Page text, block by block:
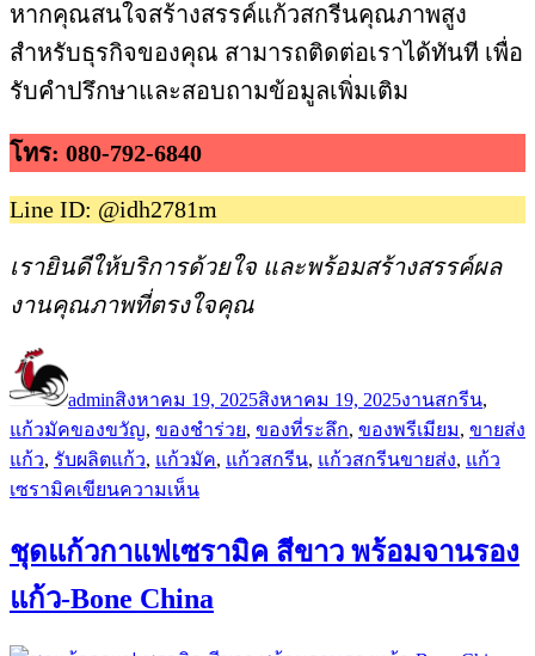
หากคุณสนใจสร้างสรรค์แก้วสกรีนคุณภาพสูง
สำหรับธุรกิจของคุณ สามารถติดต่อเราได้ทันที เพื่อ
รับคำปรึกษาและสอบถามข้อมูลเพิ่มเติม
โทร: 080-792-6840
Line ID: @idh2781m
เรายินดีให้บริการด้วยใจ และพร้อมสร้างสรรค์ผล
งานคุณภาพที่ตรงใจคุณ
เขียน
adminเมื่อ
สิงหาคม 19, 2025สิงหาคม 19, 2025หมู่
งานสกรีน,
แก้วมัคป้าย
กำกับ
ของขวัญ, ของชำร่วย, ของที่ระลึก, ของพรีเมียม, ขายส่ง
แก้ว, รับผลิตแก้ว, แก้วมัค, แก้วสกรีน, แก้วสกรีนขายส่ง, แก้ว
เซรามิคเขียนความเห็นบน
ผลิต
สกรีน
ชุดแก้วกาแฟเซรามิค สีขาว พร้อมจานรอง
แก้ว-Bone China